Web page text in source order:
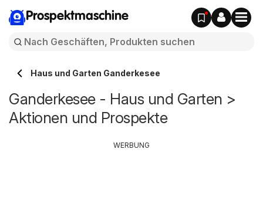
Prospektmaschine
Haus und Garten Ganderkesee
Ganderkesee - Haus und Garten >
Aktionen und Prospekte
WERBUNG